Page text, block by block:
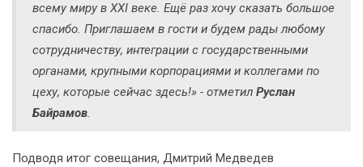
всему миру в XXI веке. Ещё раз хочу сказать большое
спасибо. Приглашаем в гости и будем рады любому
сотрудничеству, интеграции с государственными
органами, крупными корпорациями и коллегами по
цеху, которые сейчас здесь!» - отметил Руслан
Байрамов.
Подводя итог совещания, Дмитрий Медведев